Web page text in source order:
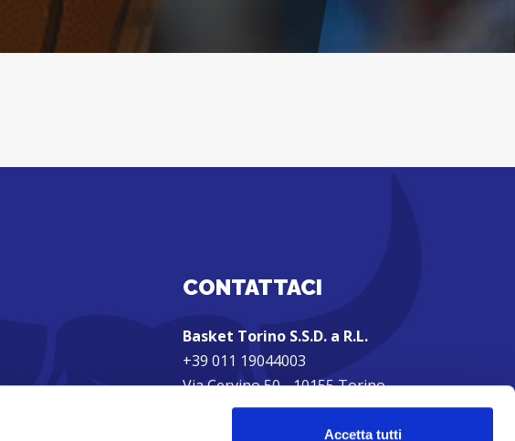
Accetta tutti
CONTATTACI
Basket Torino S.S.D. a R.L.
+39 011 19044003
Via Cervino 50 - 10155 Torino
Partita IVA: 01962270607
Cookie Policy